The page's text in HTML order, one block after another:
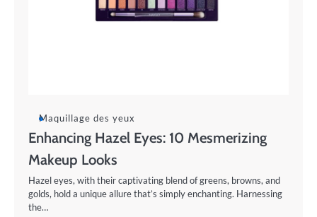
Maquillage des yeux
Enhancing Hazel Eyes: 10 Mesmerizing
Makeup Looks
Hazel eyes, with their captivating blend of greens, browns, and
golds, hold a unique allure that’s simply enchanting. Harnessing
the…